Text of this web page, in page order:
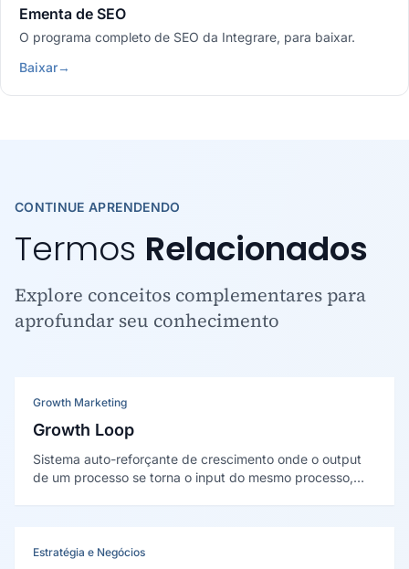
Ementa de SEO
O programa completo de SEO da Integrare, para baixar.
Baixar→
CONTINUE APRENDENDO
Termos Relacionados
Explore conceitos complementares para
aprofundar seu conhecimento
Growth Marketing
Growth Loop
Sistema auto-reforçante de crescimento onde o output
de um processo se torna o input do mesmo processo,
motor que se auto-alimenta.
Estratégia e Negócios